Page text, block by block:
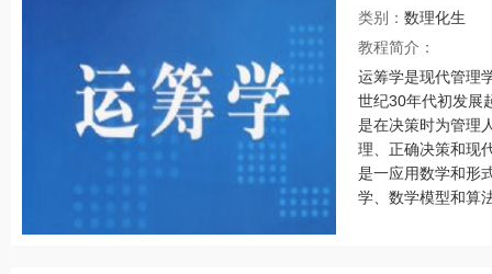
类别： 数理化生
教程简介：
运筹学是现代管理
世纪30年代初发展
是在决策时为管理
理、正确决策和现
是一应用数学和形
学、数学模型和算